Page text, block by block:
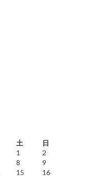
土 日
1
2
8
9
15
16